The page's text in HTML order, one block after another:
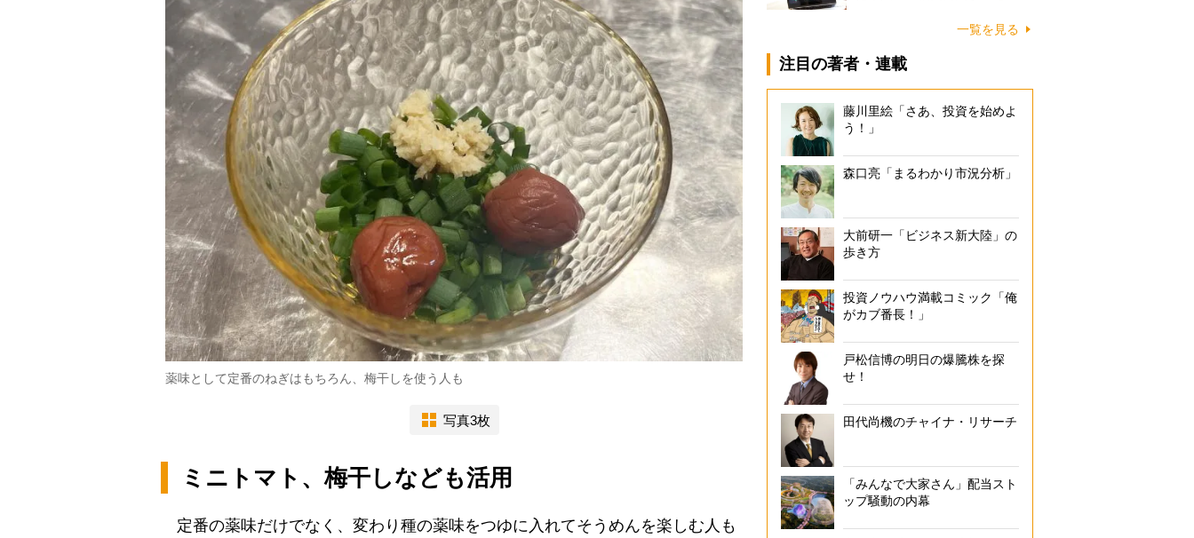
薬味として定番のねぎはもちろん、梅干しを使う人も
写真3枚
ミニトマト、梅干しなども活用
定番の薬味だけでなく、変わり種の薬味をつゆに入れてそうめんを楽しむ人も
一覧を見る
注目の著者・連載
藤川里絵「さあ、投資を始めよ
う！」
森口亮「まるわかり市況分析」
大前研一「ビジネス新大陸」の
歩き方
投資ノウハウ満載コミック「俺
がカブ番長！」
戸松信博の明日の爆騰株を探
せ！
田代尚機のチャイナ・リサーチ
「みんなで大家さん」配当スト
ップ騒動の内幕